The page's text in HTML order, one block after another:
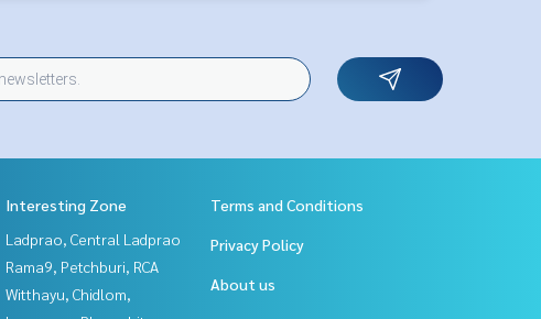
Interesting Zone
Ladprao, Central Ladprao
Rama9, Petchburi, RCA
Witthayu, Chidlom,
Terms and Conditions
Privacy Policy
About us